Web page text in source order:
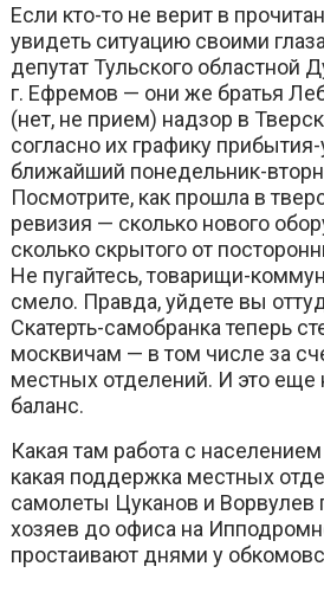
Если кто-то не верит в
увидеть ситуацию своими
депутат Тульского
г. Ефремов — они же братья
(нет, не прием) надзор в
согласно их графику
ближайший понедельник-
Посмотрите, как прошла в
ревизия — сколько нового
сколько скрытого от
Не пугайтесь, товарищи-
смело. Правда, уйдете вы
Скатерть-самобранка теперь
москвичам — в том числе за
местных отделений. И это еще
баланс.
Какая там работа с
какая поддержка местных
самолеты Цуканов и Ворвулев
хозяев до офиса на
простаивают днями у